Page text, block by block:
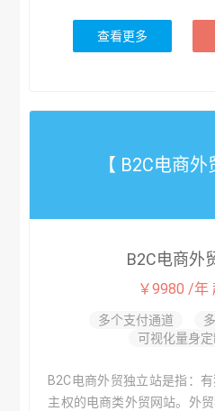
查看更多
【 B2C电商外
B2C电商外
￥9980 /年
多个支付通道
可视化量身定
B2C电商外贸独立站是指：
主权的电商类外贸网站。外